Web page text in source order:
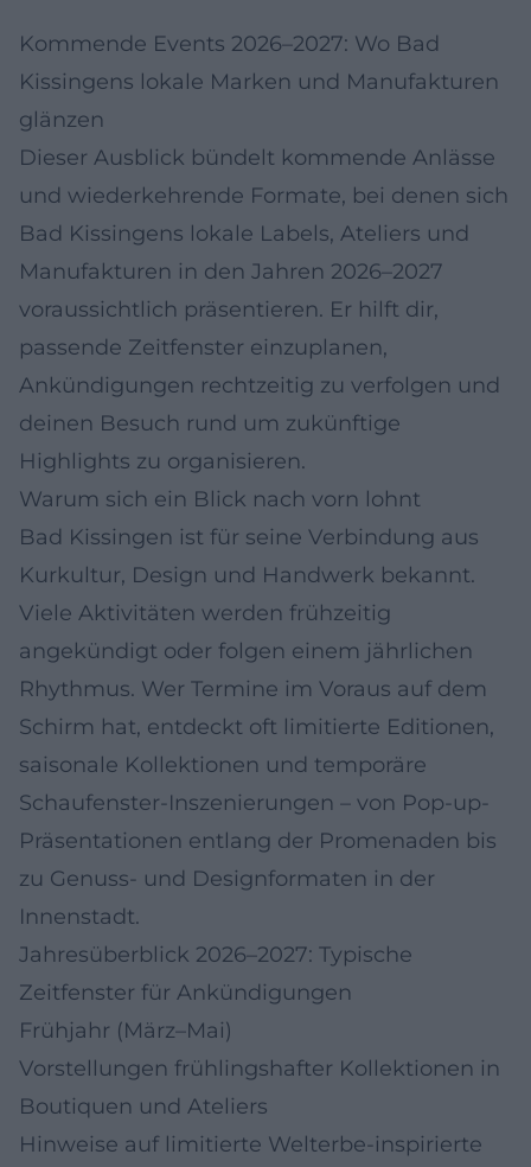
Kommende Events 2026–2027: Wo Bad
Kissingens lokale Marken und Manufakturen
glänzen
Dieser Ausblick bündelt kommende Anlässe
und wiederkehrende Formate, bei denen sich
Bad Kissingens lokale Labels, Ateliers und
Manufakturen in den Jahren 2026–2027
voraussichtlich präsentieren. Er hilft dir,
passende Zeitfenster einzuplanen,
Ankündigungen rechtzeitig zu verfolgen und
deinen Besuch rund um zukünftige
Highlights zu organisieren.
Warum sich ein Blick nach vorn lohnt
Bad Kissingen ist für seine Verbindung aus
Kurkultur, Design und Handwerk bekannt.
Viele Aktivitäten werden frühzeitig
angekündigt oder folgen einem jährlichen
Rhythmus. Wer Termine im Voraus auf dem
Schirm hat, entdeckt oft limitierte Editionen,
saisonale Kollektionen und temporäre
Schaufenster‑Inszenierungen – von Pop-up-
Präsentationen entlang der Promenaden bis
zu Genuss- und Designformaten in der
Innenstadt.
Jahresüberblick 2026–2027: Typische
Zeitfenster für Ankündigungen
Frühjahr (März–Mai)
Vorstellungen frühlingshafter Kollektionen in
Boutiquen und Ateliers
Hinweise auf limitierte Welterbe-inspirierte